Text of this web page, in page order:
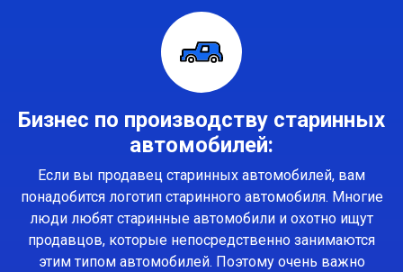
Бизнес по производству старинных
автомобилей:
Если вы продавец старинных автомобилей, вам
понадобится логотип старинного автомобиля. Многие
люди любят старинные автомобили и охотно ищут
продавцов, которые непосредственно занимаются
этим типом автомобилей. Поэтому очень важно